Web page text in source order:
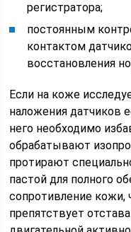
регистратора;
постоянным
контактом
восстановления
Если на коже
наложения датчиков
него необходимо
обрабатывают
протирают
пастой для полного
сопротивление кожи,
препятствует